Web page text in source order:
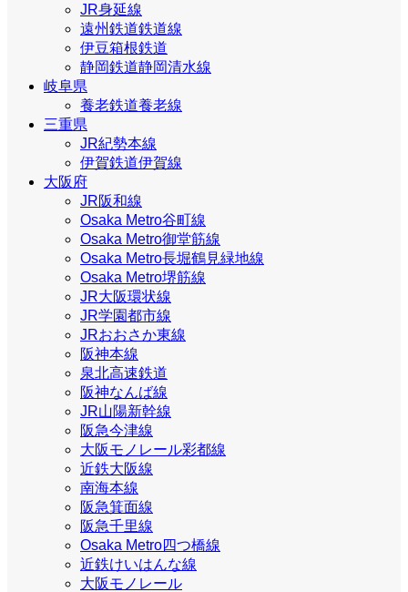
JR身延線
遠州鉄道鉄道線
伊豆箱根鉄道
静岡鉄道静岡清水線
岐阜県
養老鉄道養老線
三重県
JR紀勢本線
伊賀鉄道伊賀線
大阪府
JR阪和線
Osaka Metro谷町線
Osaka Metro御堂筋線
Osaka Metro長堀鶴見緑地線
Osaka Metro堺筋線
JR大阪環状線
JR学園都市線
JRおおさか東線
阪神本線
泉北高速鉄道
阪神なんば線
JR山陽新幹線
阪急今津線
大阪モノレール彩都線
近鉄大阪線
南海本線
阪急箕面線
阪急千里線
Osaka Metro四つ橋線
近鉄けいはんな線
大阪モノレール